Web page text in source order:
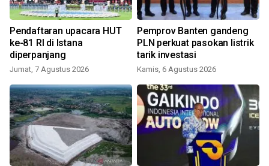
Pendaftaran upacara HUT
ke-81 RI di Istana
diperpanjang
Jumat, 7 Agustus 2026
Pemprov Banten gandeng
PLN perkuat pasokan listrik
tarik investasi
Kamis, 6 Agustus 2026